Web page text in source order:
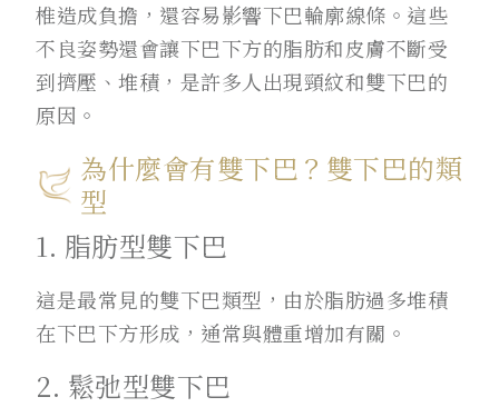
椎造成負擔，還容易影響下巴輪廓線條。這些
不良姿勢還會讓下巴下方的脂肪和皮膚不斷受
到擠壓、堆積，是許多人出現頸紋和雙下巴的
原因。
為什麼會有雙下巴？雙下巴的類
型
1. 脂肪型雙下巴
這是最常見的雙下巴類型，由於脂肪過多堆積
在下巴下方形成，通常與體重增加有關。
2. 鬆弛型雙下巴